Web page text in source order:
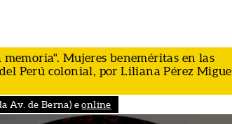
Mujeres beneméritas en las
Perú colonial, por Liliana Pérez
Av. de Berna) eonline